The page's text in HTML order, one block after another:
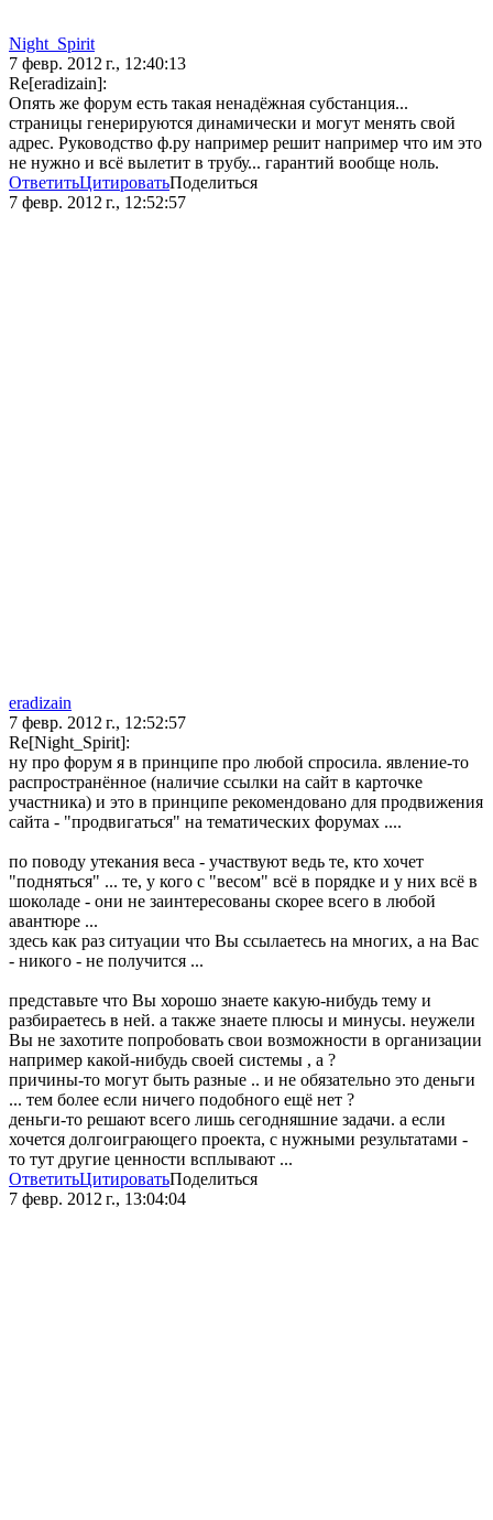
Night_Spirit
7 февр. 2012 г., 12:40:13
Re[eradizain]:
Опять же форум есть такая ненадёжная субстанция...
страницы генерируются динамически и могут менять свой
адрес. Руководство ф.ру например решит например что им это
не нужно и всё вылетит в трубу... гарантий вообще ноль.
ОтветитьЦитироватьПоделиться
7 февр. 2012 г., 12:52:57
eradizain
7 февр. 2012 г., 12:52:57
Re[Night_Spirit]:
ну про форум я в принципе про любой спросила. явление-то
распространённое (наличие ссылки на сайт в карточке
участника) и это в принципе рекомендовано для продвижения
сайта - "продвигаться" на тематических форумах ....
по поводу утекания веса - участвуют ведь те, кто хочет
"подняться" ... те, у кого с "весом" всё в порядке и у них всё в
шоколаде - они не заинтересованы скорее всего в любой
авантюре ...
здесь как раз ситуации что Вы ссылаетесь на многих, а на Вас
- никого - не получится ...
представьте что Вы хорошо знаете какую-нибудь тему и
разбираетесь в ней. а также знаете плюсы и минусы. неужели
Вы не захотите попробовать свои возможности в организации
например какой-нибудь своей системы , а ?
причины-то могут быть разные .. и не обязательно это деньги
... тем более если ничего подобного ещё нет ?
деньги-то решают всего лишь сегодняшние задачи. а если
хочется долгоиграющего проекта, с нужными результатами -
то тут другие ценности всплывают ...
ОтветитьЦитироватьПоделиться
7 февр. 2012 г., 13:04:04